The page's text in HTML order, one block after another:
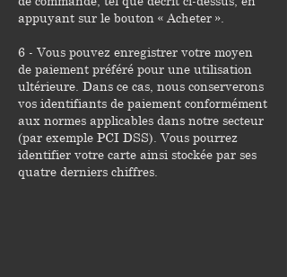
appuyant sur le bouton « Acheter ».
6 - Vous pouvez enregistrer votre moyen
de paiement préféré pour une utilisation
ultérieure. Dans ce cas, nous conserverons
vos identifiants de paiement conformément
aux normes applicables dans notre secteur
(par exemple PCI DSS). Vous pourrez
identifier votre carte ainsi stockée par ses
quatre derniers chiffres.